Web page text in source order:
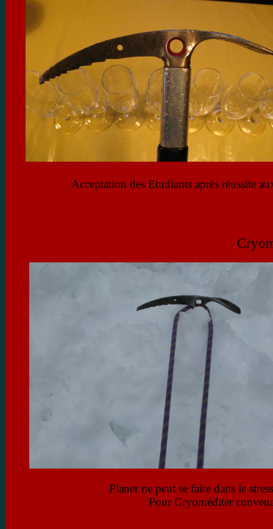
Acceptation des Etudiants après réussite
Planer ne peut se faire dans le
Pour Cryoméditer